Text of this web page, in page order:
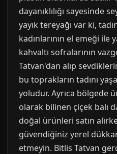
dayanıklılığı sayesinde
yayık tereyağı var ki,
kadınlarının el emeği ile
kahvaltı sofralarının
Tatvan'dan alıp
bu toprakların tadını
yoludur. Ayrıca bölgede
olarak bilinen çiçek balı
doğal ürünleri satın
güvendiğiniz yerel
etmeyin. Bitlis Tatvan